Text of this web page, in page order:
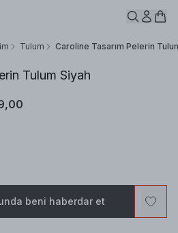
Tulum Caroline Tasarım Pelerin
Tulum Siyah
beni haberdar et